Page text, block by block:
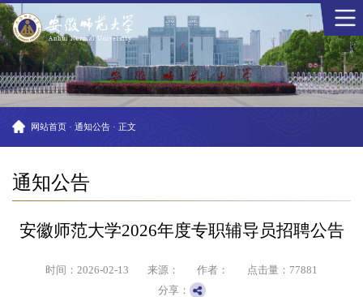
网站首页 · 通知公告 · 正文
通知公告
安徽师范大学2026年度专职辅导员招聘公告
时间：2026-02-13 来源： 作者： 点击量： 77881
分享：